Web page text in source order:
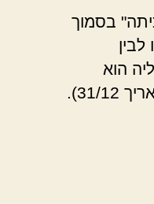
בסמוך
הוא
12).